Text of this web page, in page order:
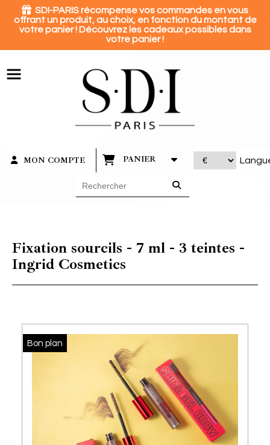
 SDI-PARIS récompense vos commandes en vous
offrant un produit, au choix, en fonction du montant de
votre panier ! Découvrez les cadeaux possibles dans
votre panier !
MON COMPTE PANIER
Fixation sourcils - 7 ml - 3 teintes -
Ingrid Cosmetics
Bon plan
Panneau de gestion des cookies